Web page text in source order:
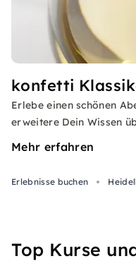
konfetti
Erlebe einen schönen
erweitere Dein Wissen
Mehr erfahren
Erlebnisse buchen
Top Kurse